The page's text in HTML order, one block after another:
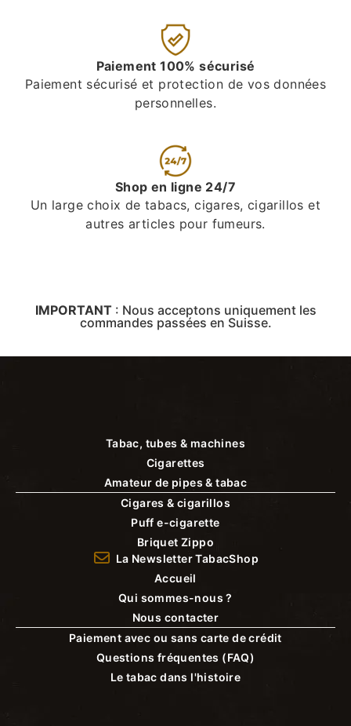
Paiement 100% sécurisé
Paiement sécurisé et protection de vos données
personnelles.
Shop en ligne 24/7
Un large choix de tabacs, cigares, cigarillos et
autres articles pour fumeurs.
IMPORTANT : Nous acceptons uniquement les
commandes passées en Suisse.
Tabac, tubes & machines
Cigarettes
Amateur de pipes & tabac
Cigares & cigarillos
Puff e-cigarette
Briquet Zippo
La Newsletter TabacShop
Accueil
Qui sommes-nous ?
Nous contacter
Paiement avec ou sans carte de crédit
Questions fréquentes (FAQ)
Le tabac dans l'histoire